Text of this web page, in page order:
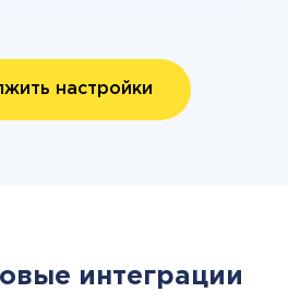
настройки
интеграции